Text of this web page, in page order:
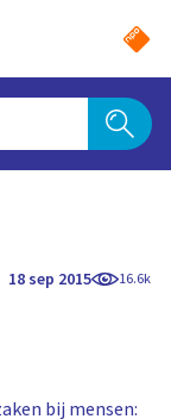
18 sep 2015 16.6k
bij mensen: